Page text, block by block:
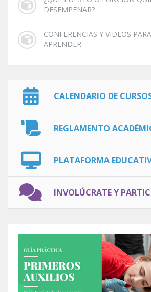
DESEMPEÑAR?
CONFERENCIAS Y VIDEOS
APRENDER
CALENDARIO DE
REGLAMENTO
PLATAFORMA
INVOLÚCRATE Y